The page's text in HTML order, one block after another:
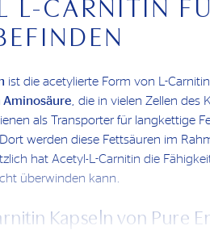
L-CARNITIN
ist die acetylierte Form von L-
Aminosäure , die in vielen Zellen des
als Transporter für langkettige
werden diese Fettsäuren im
hat Acetyl-L-Carnitin die
überwinden kann.
Kapseln von Pure